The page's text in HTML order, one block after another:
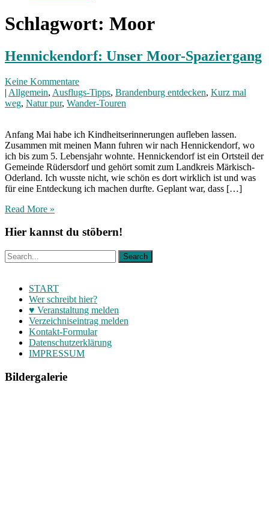
Schlagwort: Moor
Hennickendorf: Unser Moor-Spaziergang
Keine Kommentare
| Allgemein, Ausflugs-Tipps, Brandenburg entdecken, Kurz mal
weg, Natur pur, Wander-Touren
Anfang Mai habe ich Kindheitserinnerungen aufleben lassen.
Zusammen mit meinen Mann fuhren wir nach Hennickendorf, wo
ich bis zum 5. Lebensjahr wohnte. Hennickendorf ist ein Ortsteil der
Gemeinde Rüdersdorf und gehört somit zum Landkreis Märkisch-
Oderland. Ich wusste nicht, wie schön es dort wirklich ist und was
für eine Entdeckung ich machen durfte. Geplant war, dass […]
Read More »
Hier kannst du stöbern!
START
Wer schreibt hier?
♥ Veranstaltung melden
Verzeichniseintrag melden
Kontakt-Formular
Datenschutzerklärung
IMPRESSUM
Bildergalerie